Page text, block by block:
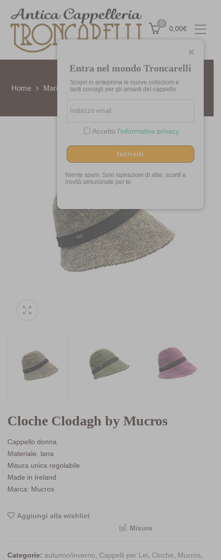
Entra nel mondo Troncarelli
Scopri in anteprima le nuove collezioni e
tanti consigli per gli amanti del cappello.
Accetto l'informativa privacy
Iscriviti
Niente spam. Solo ispirazioni di stile, sconti e
novità selezionate per te.
0
0,00€
Home Marchi Mucros Cloche Clodagh by Mucros
Cloche Clodagh by Mucros
Cappello donna
Materiale: lana
Misura unica regolabile
Made in Ireland
Marca: Mucros
Aggiungi alla wishlist
Misure
Categorie: autunno/inverno, Cappelli per Lei, Cloche, Mucros,